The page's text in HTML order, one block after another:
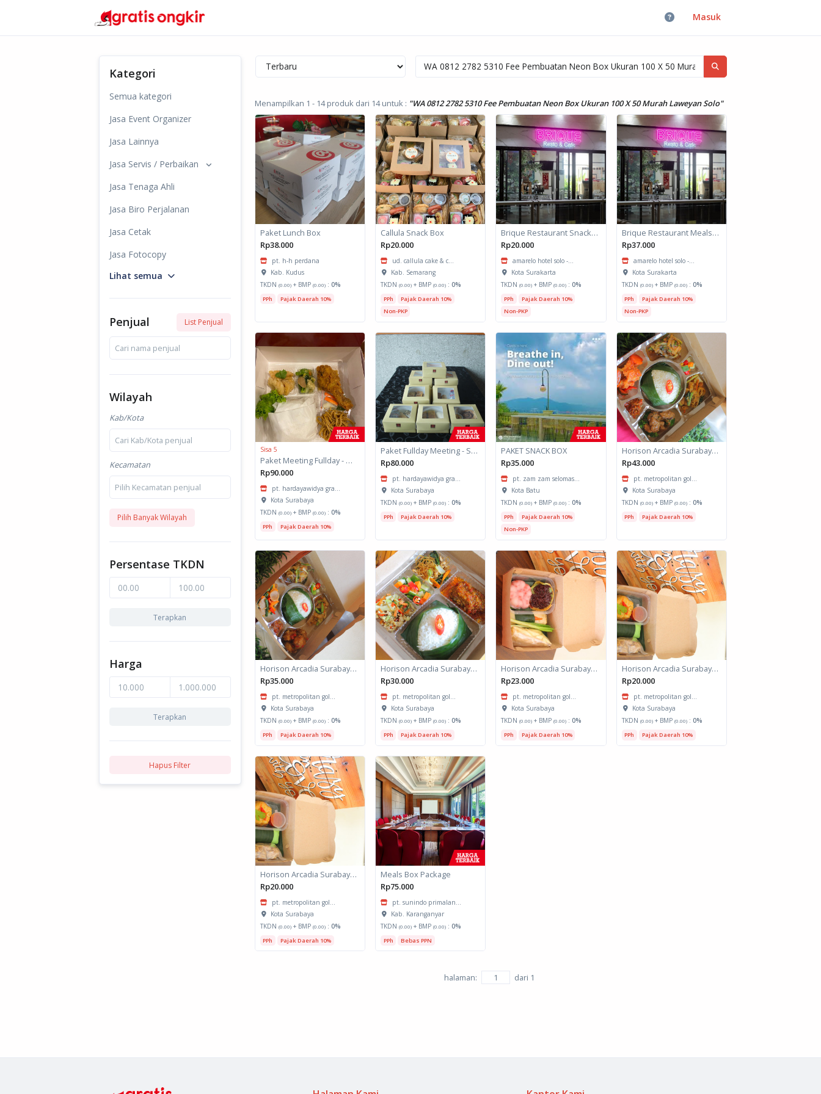
Masuk
Kategori
Semua kategori
Jasa Event Organizer
Jasa Lainnya
Jasa Servis / Perbaikan
Jasa Tenaga Ahli
Jasa Biro Perjalanan
Jasa Cetak
Jasa Fotocopy
Lihat semua
Penjual List Penjual
Cari nama penjual
Wilayah
Kab/Kota
Cari Kab/Kota penjual
Kecamatan
Pilih Kecamatan penjual
Pilih Banyak Wilayah
Persentase TKDN
Terapkan
Harga
Terapkan
Hapus Filter
Menampilkan 1 - 14 produk dari 14untuk : "WA 0812 2782 5310 Fee Pembuatan Neon Box Ukuran 100 X 50 Murah Laweyan Solo"
Paket Lunch Box
Rp38.000
pt. h-h perdana
Kab. Kudus
TKDN (0.00)+ BMP (0.00): 0%
PPh Pajak Daerah 10%
Callula Snack Box
Rp20.000
ud. callula cake & c...
Kab. Semarang
TKDN (0.00)+ BMP (0.00): 0%
PPh
Pajak Daerah 10%
Non-PKP
Brique Restaurant Snack Box
Rp20.000
amarelo hotel solo -...
Kota Surakarta
TKDN(0.00) + BMP(0.00) :0%
PPh
Pajak Daerah 10%
Non-PKP
Brique Restaurant Meals box
Rp37.000
amarelo hotel solo -...
Kota Surakarta
TKDN (0.00)+ BMP (0.00): 0%
PPh
Pajak Daerah 10%
Non-PKP
Sisa 5
Paket Meeting Fullday - Meal Box
Rp90.000
pt. hardayawidya gra...
Kota Surabaya
TKDN (0.00)+ BMP (0.00): 0%
PPh Pajak Daerah 10%
Paket Fullday Meeting - Snack Box
Rp80.000
pt. hardayawidya gra...
Kota Surabaya
TKDN (0.00)+ BMP (0.00): 0%
PPh Pajak Daerah 10%
PAKET SNACK BOX
Rp35.000
pt. zam zam selomas...
Kota Batu
TKDN(0.00) + BMP(0.00) :0%
PPh
Pajak Daerah 10%
Non-PKP
Horison Arcadia Surabaya - Meals Box 3
Rp43.000
pt. metropolitan gol...
Kota Surabaya
TKDN (0.00)+ BMP (0.00): 0%
PPh Pajak Daerah 10%
Horison Arcadia Surabaya - Meals Box 2
Rp35.000
pt. metropolitan gol...
Kota Surabaya
TKDN (0.00)+ BMP (0.00): 0%
PPh Pajak Daerah 10%
Horison Arcadia Surabaya - Meals Box 1
Rp30.000
pt. metropolitan gol...
Kota Surabaya
TKDN (0.00)+ BMP (0.00): 0%
PPh Pajak Daerah 10%
Horison Arcadia Surabaya - Snack Box 2
Rp23.000
pt. metropolitan gol...
Kota Surabaya
TKDN(0.00) + BMP(0.00) :0%
PPh Pajak Daerah 10%
Horison Arcadia Surabaya - Snack Box 1
Rp20.000
pt. metropolitan gol...
Kota Surabaya
TKDN (0.00)+ BMP (0.00): 0%
PPh Pajak Daerah 10%
Horison Arcadia Surabaya - Snack Box 1
Rp20.000
pt. metropolitan gol...
Kota Surabaya
TKDN (0.00)+ BMP (0.00): 0%
PPh Pajak Daerah 10%
Meals Box Package
Rp75.000
pt. sunindo primalan...
Kab. Karanganyar
TKDN (0.00)+ BMP (0.00): 0%
PPh Bebas PPN
halaman: dari 1